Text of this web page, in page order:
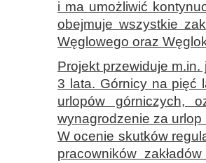
i ma umożliwić
obejmuje wszystkie
Węglowego oraz
Projekt przewiduje
3 lata. Górnicy na pięć
urlopów górniczych,
wynagrodzenie za
W ocenie skutków
pracowników